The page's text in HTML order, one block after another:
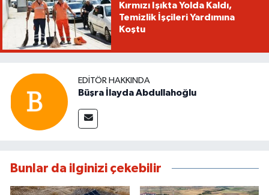
Kırmızı Işıkta Yolda Kaldı,
Temizlik İşçileri Yardımına
Koştu
EDITÖR HAKKINDA
Büşra İlayda Abdullahoğlu
Bunlar da ilginizi çekebilir